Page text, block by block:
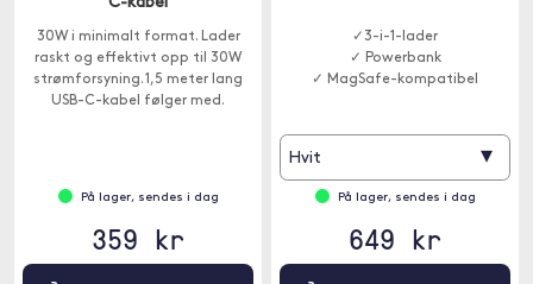
30W i minimalt format. Lader
raskt og effektivt opp til 30W
strømforsyning. 1,5 meter lang
USB-C-kabel følger med.
På lager, sendes i dag
359 kr
✓3-i-1-lader
✓ Powerbank
✓ MagSafe-kompatibel
Hvit ▾
På lager, sendes i dag
649 kr